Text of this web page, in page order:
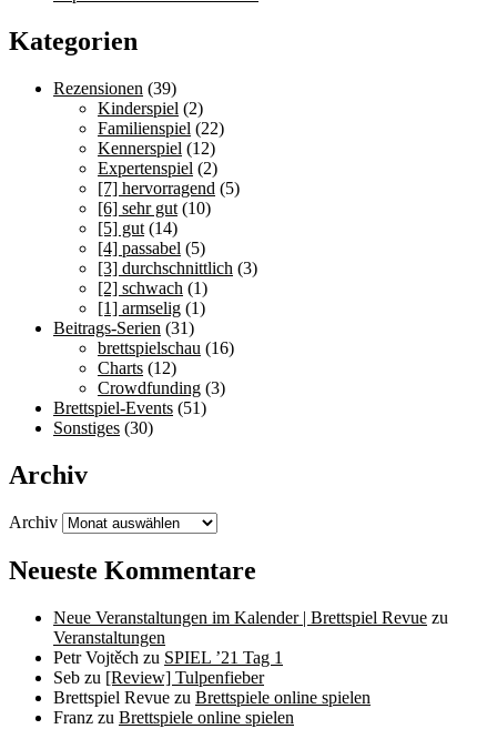
Kategorien
Rezensionen (39)
Kinderspiel (2)
Familienspiel (22)
Kennerspiel (12)
Expertenspiel (2)
[7] hervorragend (5)
[6] sehr gut (10)
[5] gut (14)
[4] passabel (5)
[3] durchschnittlich (3)
[2] schwach (1)
[1] armselig (1)
Beitrags-Serien (31)
brettspielschau (16)
Charts (12)
Crowdfunding (3)
Brettspiel-Events (51)
Sonstiges (30)
Archiv
Archiv
Neueste Kommentare
Neue Veranstaltungen im Kalender | Brettspiel Revue zu
Veranstaltungen
Petr Vojtěch zu SPIEL ’21 Tag 1
Seb zu [Review] Tulpenfieber
Brettspiel Revue zu Brettspiele online spielen
Franz zu Brettspiele online spielen